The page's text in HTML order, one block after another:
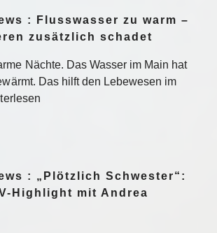
: Flusswasser zu warm –
zusätzlich schadet
Nächte. Das Wasser im Main hat
Das hilft den Lebewesen im
: „Plötzlich Schwester“:
Highlight mit Andrea